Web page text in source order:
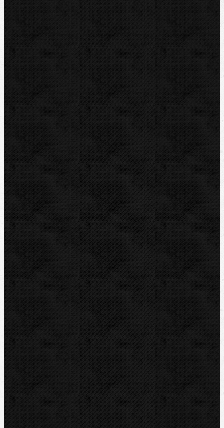
Nůžky
Řezáky a kolečka
Odhrotovače, kalibry
Úkosovače
Hasáky, kleště, klíče
Hasáky
Hasáky kloubové
Hasáky řetězové
Hasáky páskové(kurtové)
Hasáky speciální
Klíče
Kleště
Kleště na trapézové plechy
Příslušenství
Ohýbačky
Vyhrdlovače
Lisování